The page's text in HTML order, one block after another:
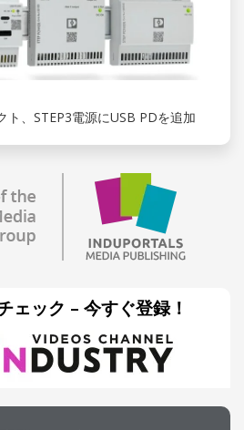
ト、STEP3電源にUSB PDを追加
ェック – 今すぐ登録！